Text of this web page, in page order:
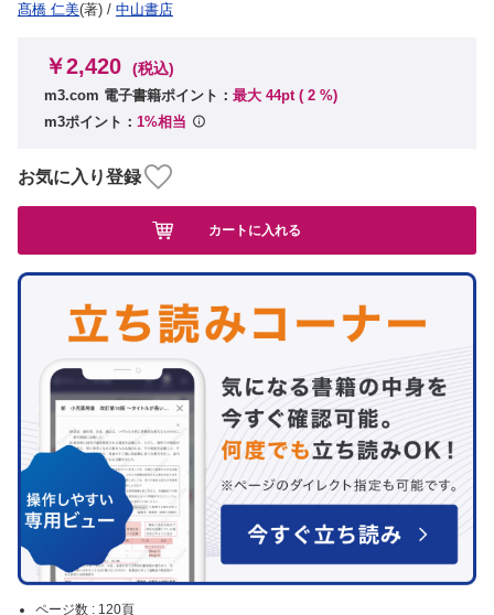
髙橋 仁美(著) / 中山書店
ページ数 : 120頁
￥2,420 (税込)
m3.com 電子書籍ポイント： 最大 44pt ( 2 %)
m3ポイント： 1%相当
お気に入り登録
カートに入れる